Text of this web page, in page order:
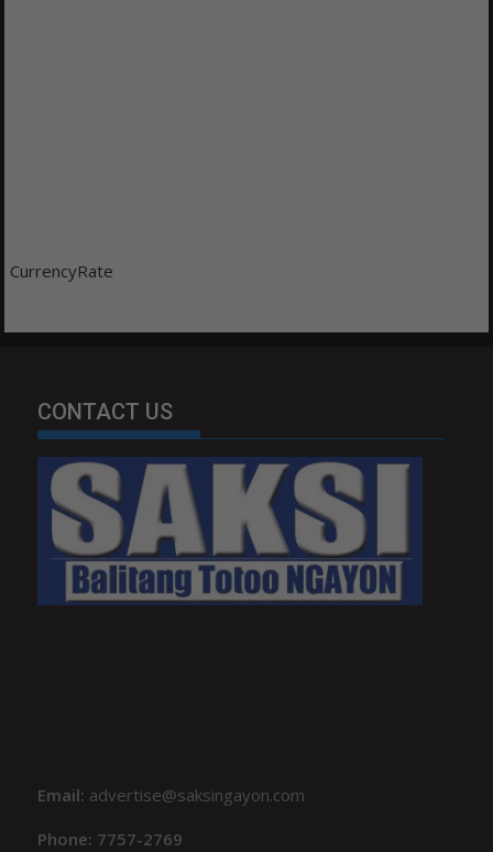
CurrencyRate
CONTACT US
Email: advertise@saksingayon.com
Phone: 7757-2769